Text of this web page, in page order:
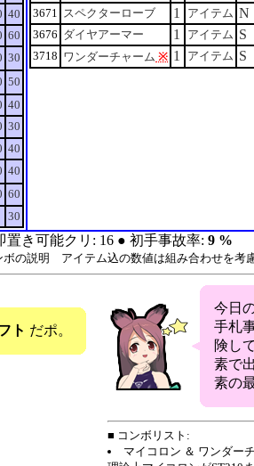
40
60
30
50
40
30
40
40
60
30
3671 スペクターローブ 1 アイテム N
3676 ダイヤアーマー 1 アイテム S
3718 ワンダーチャーム ※ 1 アイテム S
置き可能クリ: 16 ● 初手事故率: 9 %
ボの説明 アイテム込の数値は組み合わせを考
ト だポ。
今日
手札
険し
素で
素の
■ コンボリスト:
マイコロン ＆ ワンダー